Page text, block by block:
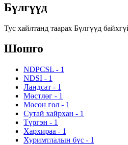
Бүлгүүд
Тус хайлтанд таарах Бүлгүүд
Шошго
NDPCSL - 1
NDSI - 1
Ландсат - 1
Мөстлөг - 1
Мөсөн гол - 1
Сутай хайрхан - 1
Түргэн - 1
Хархираа - 1
Хуримтлалын бүс - 1